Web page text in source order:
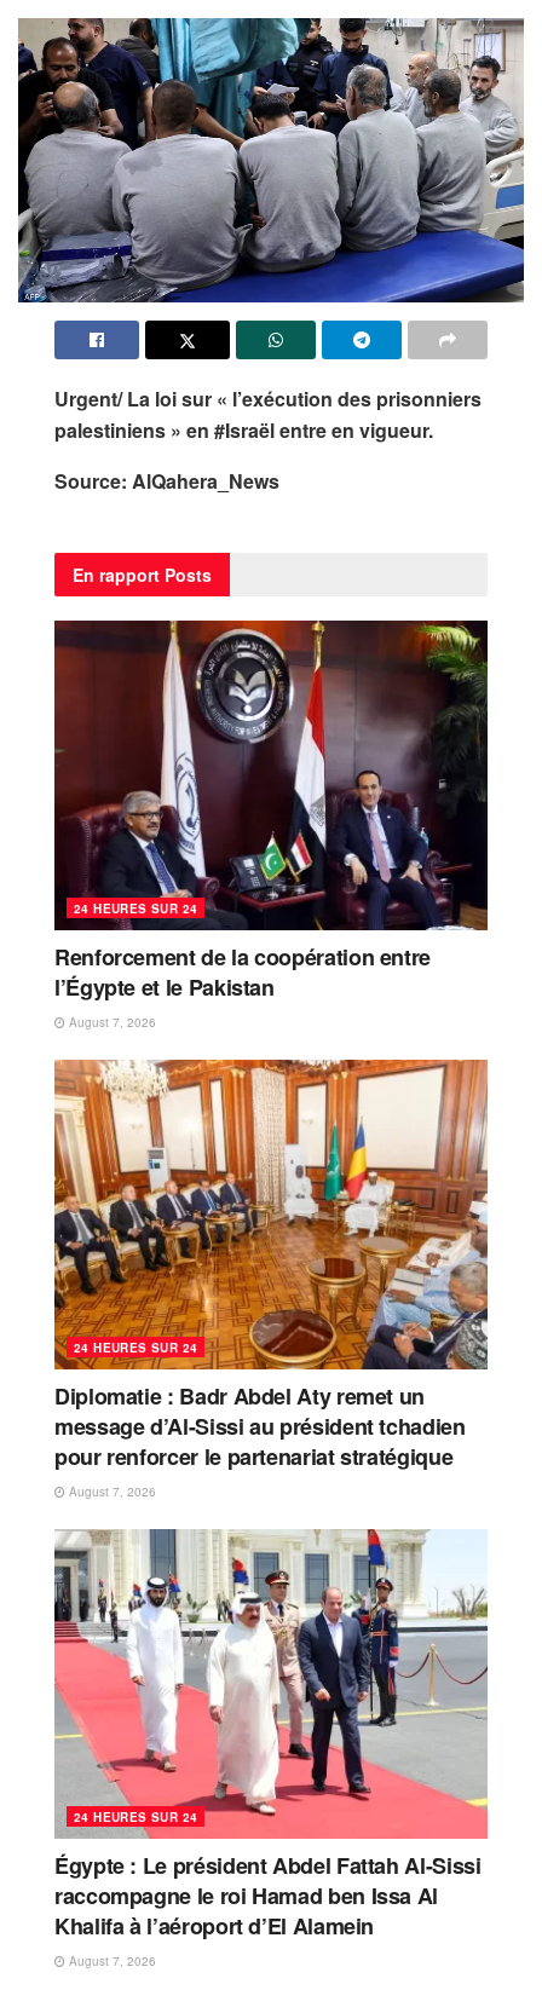
Urgent/ La loi sur « l’exécution des prisonniers
palestiniens » en #Israël entre en vigueur.
Source: AlQahera_News
En rapport Posts
24 HEURES SUR 24
Renforcement de la coopération entre
l’Égypte et le Pakistan
August 7, 2026
24 HEURES SUR 24
Diplomatie : Badr Abdel Aty remet un
message d’Al-Sissi au président tchadien
pour renforcer le partenariat stratégique
August 7, 2026
24 HEURES SUR 24
Égypte : Le président Abdel Fattah Al-Sissi
raccompagne le roi Hamad ben Issa Al
Khalifa à l’aéroport d’El Alamein
August 7, 2026